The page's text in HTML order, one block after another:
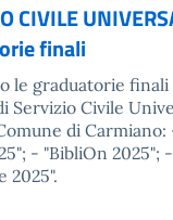
CIVILE
finali
le graduatorie
Servizio Civile
di Carmiano:
- "BibliOn 2025";
2025".